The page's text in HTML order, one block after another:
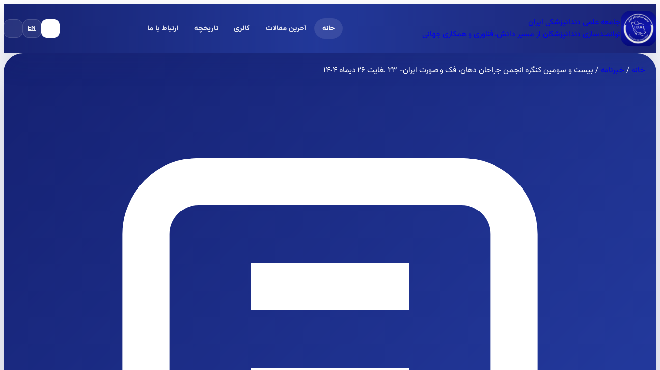
جامعه علمی دندانپزشکی ایران
توانمندسازی دندانپزشکان از مسیر دانش، فناوری و همکاری جهانی
خانه آخرین مقالات گالری تاریخچه ارتباط با ما EN
خانه/خبرنامه/ بیست و سومین کنگره انجمن جراحان دهان، فک و صورت ایران- ٢٣ لغایت ٢۶ دیماه ١۴٠۴